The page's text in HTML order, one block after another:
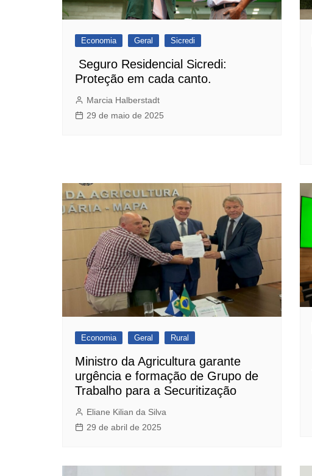
Economia Geral Sicredi
Seguro Residencial Sicredi:
Proteção em cada canto.
Marcia Halberstadt
29 de maio de 2025
Economia Geral Rural
Ministro da Agricultura garante
urgência e formação de Grupo de
Trabalho para a Securitização
Eliane Kilian da Silva
29 de abril de 2025